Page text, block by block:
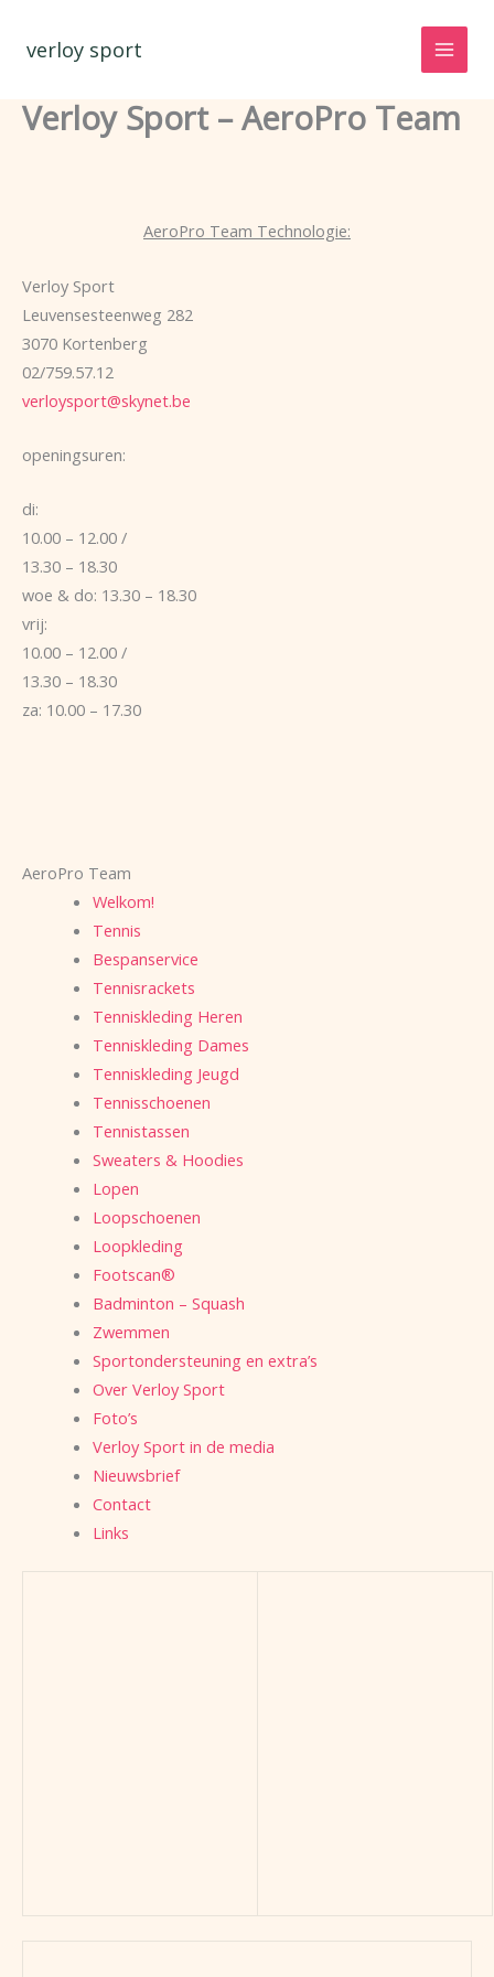
naar
inhoud
verloy sport
Verloy Sport – AeroPro Team
AeroPro Team Technologie:
Verloy Sport
Leuvensesteenweg 282
3070 Kortenberg
02/759.57.12
verloysport@skynet.be
openingsuren:
di:
10.00 – 12.00 /
13.30 – 18.30
woe & do: 13.30 – 18.30
vrij:
10.00 – 12.00 /
13.30 – 18.30
za: 10.00 – 17.30
AeroPro Team
Welkom!
Tennis
Bespanservice
Tennisrackets
Tenniskleding Heren
Tenniskleding Dames
Tenniskleding Jeugd
Tennisschoenen
Tennistassen
Sweaters & Hoodies
Lopen
Loopschoenen
Loopkleding
Footscan®
Badminton – Squash
Zwemmen
Sportondersteuning en extra’s
Over Verloy Sport
Foto’s
Verloy Sport in de media
Nieuwsbrief
Contact
Links